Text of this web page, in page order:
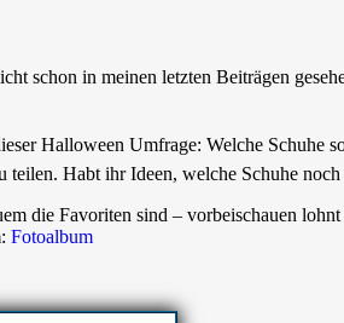
in meinen letzten Beiträgen
Halloween Umfrage: Welche Schuhe
teilen. Habt ihr Ideen, welche Schuhe
die Favoriten sind – vorbeischauen lohnt
Fotoalbum